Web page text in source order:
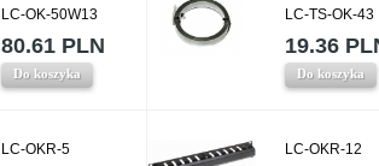
LC-OK-50W13
80.61 PLN
Do koszyka
LC-TS-OK-43
19.36
Do koszyka
LC-OKR-5 LC-OKR-12